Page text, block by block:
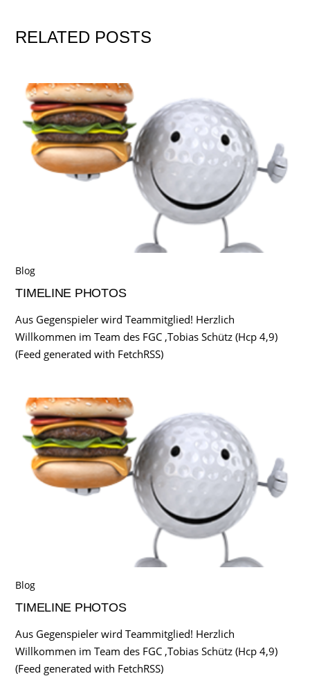
RELATED POSTS
Blog
TIMELINE PHOTOS
Aus Gegenspieler wird Teammitglied! Herzlich
Willkommen im Team des FGC ,Tobias Schütz (Hcp 4,9)
(Feed generated with FetchRSS)
Blog
TIMELINE PHOTOS
Aus Gegenspieler wird Teammitglied! Herzlich
Willkommen im Team des FGC ,Tobias Schütz (Hcp 4,9)
(Feed generated with FetchRSS)